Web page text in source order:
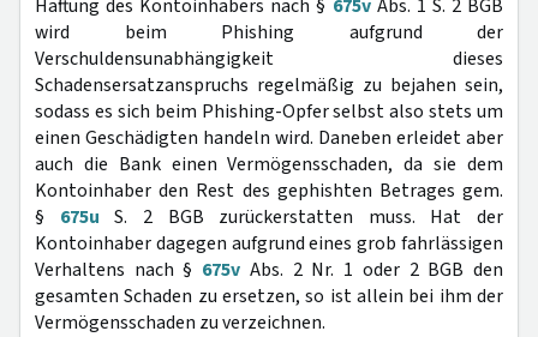
Haftung des Kontoinhabers nach § 675vAbs. 1 S. 2 BGB
wird beim Phishing aufgrund der
Verschuldensunabhängigkeit dieses
Schadensersatzanspruchs regelmäßig zu bejahen sein,
sodass es sich beim Phishing-Opfer selbst also stets um
einen Geschädigten handeln wird. Daneben erleidet aber
auch die Bank einen Vermögensschaden, da sie dem
Kontoinhaber den Rest des gephishten Betrages gem.
§ 675u S. 2 BGB zurückerstatten muss. Hat der
Kontoinhaber dagegen aufgrund eines grob fahrlässigen
Verhaltens nach § 675v Abs. 2 Nr. 1 oder 2 BGB den
gesamten Schaden zu ersetzen, so ist allein bei ihm der
Vermögensschaden zu verzeichnen.